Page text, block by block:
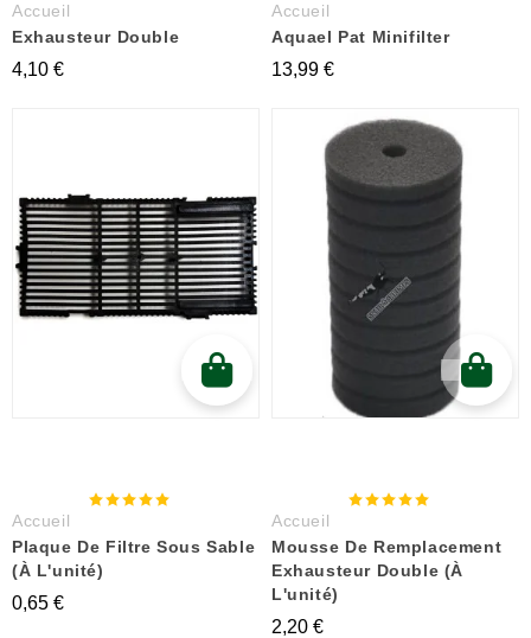
Accueil
Exhausteur Double
4,10 €
Accueil
Aquael Pat Minifilter
13,99 €
Accueil
Plaque De Filtre Sous Sable
(à L'unité)
0,65 €
Accueil
Mousse De Remplacement
Exhausteur Double (à
L'unité)
2,20 €